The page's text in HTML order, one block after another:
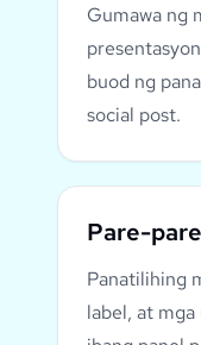
Gumawa ng
buod ng
social post.
Pare-
Panatilihing
label, at